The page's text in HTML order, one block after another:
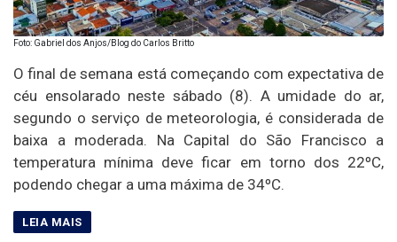
Foto: Gabriel dos Anjos/Blog do Carlos Britto
O final de semana está começando com expectativa de
céu ensolarado neste sábado (8). A umidade do ar,
segundo o serviço de meteorologia, é considerada de
baixa a moderada. Na Capital do São Francisco a
temperatura mínima deve ficar em torno dos 22ºC,
podendo chegar a uma máxima de 34ºC.